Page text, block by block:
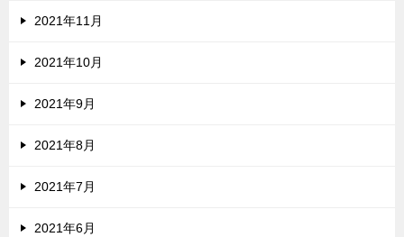
2021年11月
2021年10月
2021年9月
2021年8月
2021年7月
2021年6月